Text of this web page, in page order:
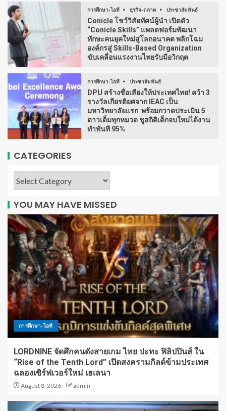
การศึกษา-ไอที ธุรกิจ-ตลาด ประชาสัมพันธ์
Conicle โชว์วิสัยทัศน์ผู้นำ เปิดตัว
“Conicle Skills” แพลตฟอร์มพัฒนา
ทักษะคนยุคใหม่สู่โลกอนาคต พลิกโฉม
องค์กรสู่ Skills-Based Organization
ขับเคลื่อนแรงงานไทยรับมือวิกฤต
การศึกษา-ไอที ประชาสัมพันธ์
DPU สร้างชื่อเสียงให้ประเทศไทย! คว้า 3
รางวัลเกียรติยศจาก IEAC เป็น
มหาวิทยาลัยแรก พร้อมกวาดประเมิน 5
ดาวเต็มทุกหมวด ชูสถิติเด็กจบใหม่ได้งาน
ทำทันที 95%
CATEGORIES
YOU MAY HAVE MISSED
การศึกษา-ไอที
LORDNINE จัดศึกคนดังสายเกม ไทย ปะทะ ฟิลิปปินส์ ใน
“Rise of the Tenth Lord” เปิดสงครามกิลด์ข้ามประเทศ
ฉลองเซิร์ฟเวอร์ใหม่ เฮเลนา
August 8, 2026 admin